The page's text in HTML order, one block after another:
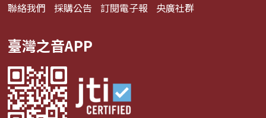
聯絡我們 採購公告 訂閱電子報 央廣社群
臺灣之音APP